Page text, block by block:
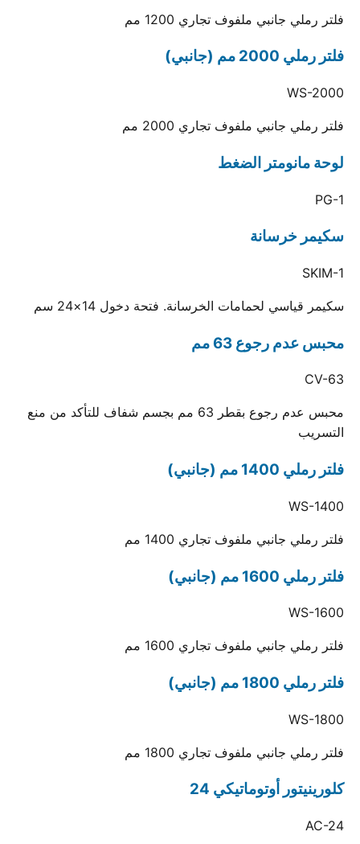
فلتر رملي جانبي ملفوف تجاري 1200 مم
فلتر رملي 2000 مم (جانبي)
WS-2000
فلتر رملي جانبي ملفوف تجاري 2000 مم
لوحة مانومتر الضغط
PG-1
سكيمر خرسانة
SKIM-1
سكيمر قياسي لحمامات الخرسانة. فتحة دخول 14×24 سم
محبس عدم رجوع 63 مم
CV-63
محبس عدم رجوع بقطر 63 مم بجسم شفاف للتأكد من منع
التسريب
فلتر رملي 1400 مم (جانبي)
WS-1400
فلتر رملي جانبي ملفوف تجاري 1400 مم
فلتر رملي 1600 مم (جانبي)
WS-1600
فلتر رملي جانبي ملفوف تجاري 1600 مم
فلتر رملي 1800 مم (جانبي)
WS-1800
فلتر رملي جانبي ملفوف تجاري 1800 مم
كلورينيتور أوتوماتيكي 24
AC-24